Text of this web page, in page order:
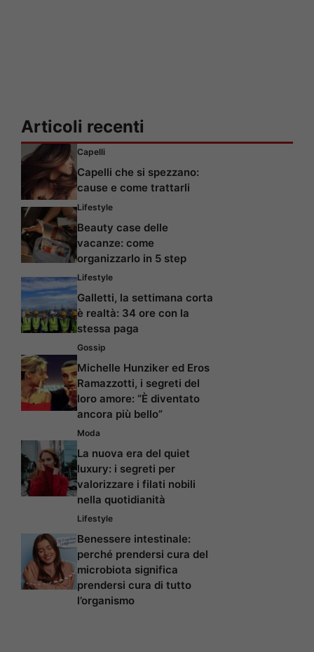
Articoli recenti
Capelli
Capelli che si spezzano:
cause e come trattarli
Lifestyle
Beauty case delle
vacanze: come
organizzarlo in 5 step
Lifestyle
Galletti, la settimana corta
è realtà: 34 ore con la
stessa paga
Gossip
Michelle Hunziker ed Eros
Ramazzotti, i segreti del
loro amore: “È diventato
ancora più bello”
Moda
La nuova era del quiet
luxury: i segreti per
valorizzare i filati nobili
nella quotidianità
Lifestyle
Benessere intestinale:
perché prendersi cura del
microbiota significa
prendersi cura di tutto
l’organismo